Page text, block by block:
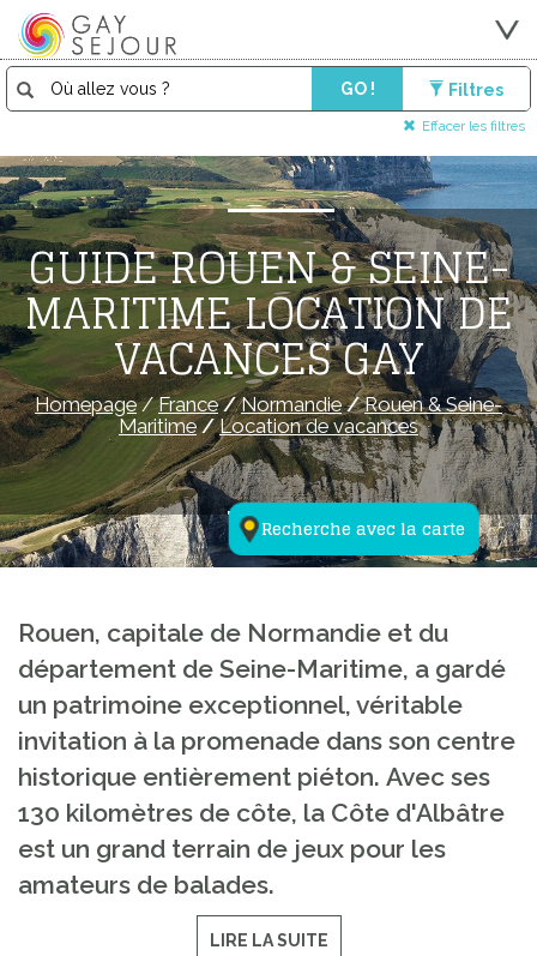
GO ! Filtres
Effacer les filtres
Recherche avec la carte
GUIDE ROUEN & SEINE-
MARITIME LOCATION DE
VACANCES GAY
Homepage/France/Normandie/Rouen & Seine-
Maritime/Location de vacances
Rouen, capitale de Normandie et du
département de Seine-Maritime, a gardé
un patrimoine exceptionnel, véritable
invitation à la promenade dans son centre
historique entièrement piéton. Avec ses
130 kilomètres de côte, la Côte d'Albâtre
est un grand terrain de jeux pour les
amateurs de balades.
LIRE LA SUITE